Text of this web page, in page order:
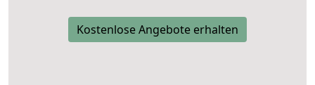
Kostenlose Angebote erhalten